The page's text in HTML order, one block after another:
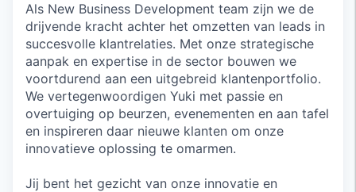
Als New Business Development team zijn we de
drijvende kracht achter het omzetten van leads in
succesvolle klantrelaties. Met onze strategische
aanpak en expertise in de sector bouwen we
voortdurend aan een uitgebreid klantenportfolio.
We vertegenwoordigen Yuki met passie en
overtuiging op beurzen, evenementen en aan tafel
en inspireren daar nieuwe klanten om onze
innovatieve oplossing te omarmen.
Jij bent het gezicht van onze innovatie en